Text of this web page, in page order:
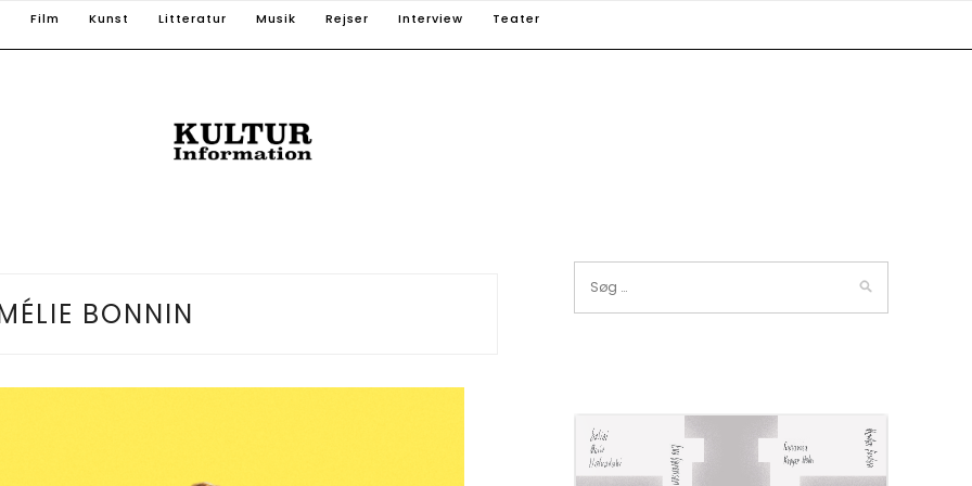
Film Kunst Litteratur Musik Rejser Interview Teater
BONNIN